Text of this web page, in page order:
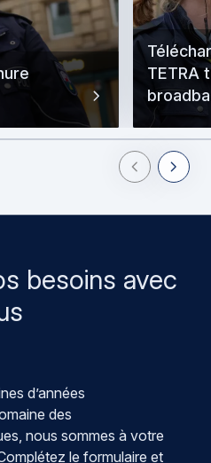
TETRA
PreviousNext
besoins avec
d’années
des
nous sommes à votre
le formulaire et